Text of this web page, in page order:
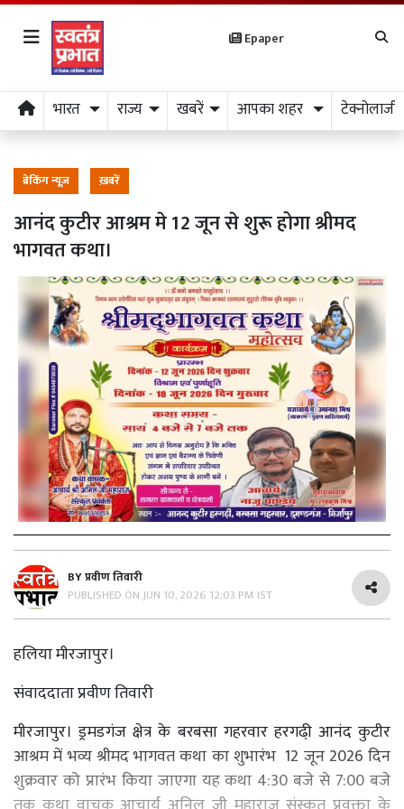
Epaper
भारत राज्य खबरें आपका शहर टेक्नोलाजी
ब्रेकिंग न्यूज़ ख़बरें
आनंद कुटीर आश्रम मे 12 जून से शुरू होगा श्रीमद
भागवत कथा।
BYप्रवीण तिवारी
PUBLISHED ONJUN 10, 2026 12:03 PM IST
हलिया मीरजापुर।
संवाददाता प्रवीण तिवारी
मीरजापुर। ड्रमडगंज क्षेत्र के बरबसा गहरवार हरगढी़ आनंद कुटीर
आश्रम में भव्य श्रीमद भागवत कथा का शुभारंभ 12 जून 2026 दिन
शुक्रवार को प्रारंभ किया जाएगा यह कथा 4:30 बजे से 7:00 बजे